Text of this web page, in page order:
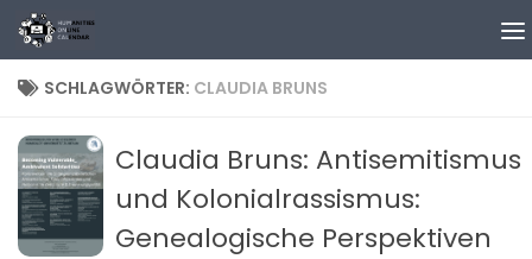
Zum Inhalt springen
SCHLAGWÖRTER: CLAUDIA BRUNS
Claudia Bruns: Antisemitismus
und Kolonialrassismus:
Genealogische Perspektiven